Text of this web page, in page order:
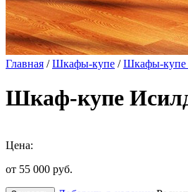
Главная /Шкафы-купе /Шкафы-купе
Шкаф-купе
Цена:
от 55 000 руб.